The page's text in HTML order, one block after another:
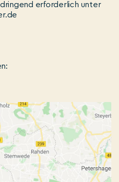
erforderlich unter